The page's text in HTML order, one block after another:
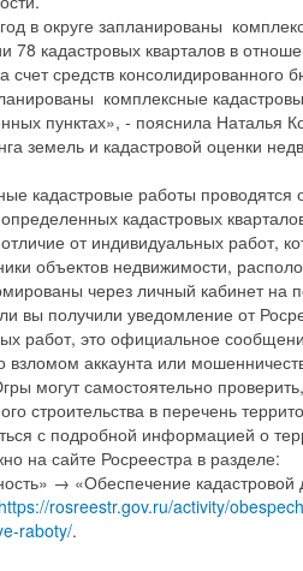
в округе запланированы
78 кадастровых кварталов в
счет средств
комплексные
пунктах», - пояснила Наталья
земель и кадастровой оценки
кадастровые работы
кадастровых
от индивидуальных работ,
объектов недвижимости,
через личный кабинет на
вы получили уведомление от
работ, это официальное
взломом аккаунта или
могут самостоятельно
строительства в перечень
с подробной информацией о
на сайте Росреестра в разделе:
→ «Обеспечение
https://rosreestr.gov.ru/activity/
raboty/.